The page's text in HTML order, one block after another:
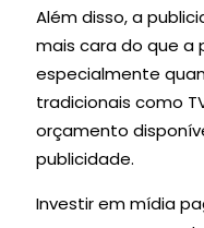
Além disso, a
mais cara do que a
especialmente
tradicionais como
orçamento
publicidade.
Investir em mídia